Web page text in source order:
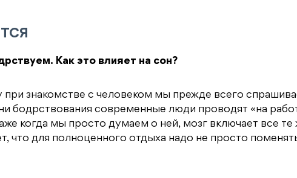
Как это влияет на сон?
знакомстве с человеком мы прежде всего
бодрствования современные люди проводят «на
когда мы просто думаем о ней, мозг включает все
что для полноценного отдыха надо не просто